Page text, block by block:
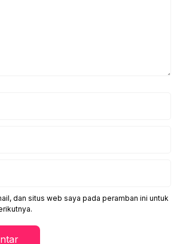
dan situs web saya pada peramban ini untuk